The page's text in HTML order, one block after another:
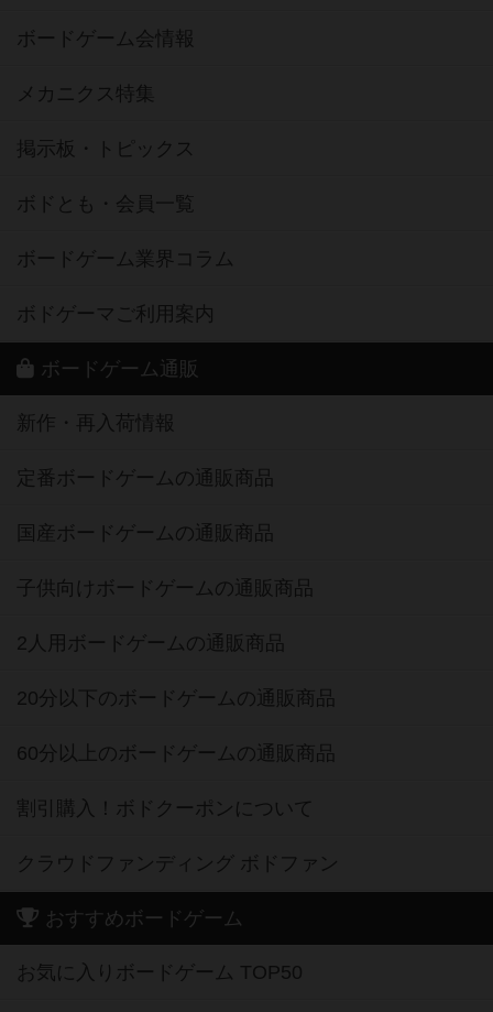
ボードゲーム会情報
メカニクス特集
掲示板・トピックス
ボドとも・会員一覧
ボードゲーム業界コラム
ボドゲーマご利用案内
ボードゲーム通販
新作・再入荷情報
定番ボードゲームの通販商品
国産ボードゲームの通販商品
子供向けボードゲームの通販商品
2人用ボードゲームの通販商品
20分以下のボードゲームの通販商品
60分以上のボードゲームの通販商品
割引購入！ボドクーポンについて
クラウドファンディング ボドファン
おすすめボードゲーム
お気に入りボードゲーム TOP50